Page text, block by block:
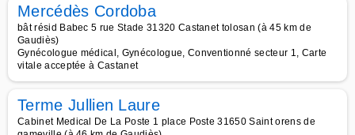
Mercédès Cordoba
bât résid Babec 5 rue Stade 31320 Castanet tolosan (à 45 km de
Gaudiès)
Gynécologue médical, Gynécologue, Conventionné secteur 1, Carte
vitale acceptée à Castanet
Terme Jullien Laure
Cabinet Medical De La Poste 1 place Poste 31650 Saint orens de